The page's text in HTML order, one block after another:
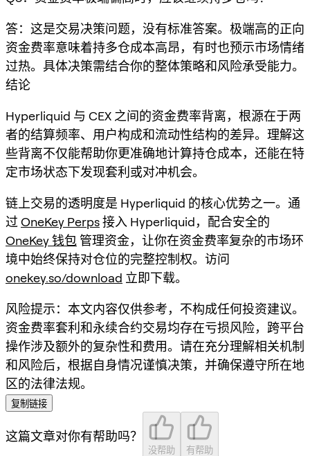
答：这是交易决策问题，没有标准答案。极端高的正向
资金费率意味着持多仓成本高昂，有时也预示市场情绪
过热。具体决策需结合你的整体策略和风险承受能力。
结论
Hyperliquid 与 CEX 之间的资金费率背离，根源在于两
者的结算频率、用户构成和流动性结构的差异。理解这
些背离不仅能帮助你更准确地计算持仓成本，还能在特
定市场状态下发现套利或对冲机会。
链上交易的透明度是 Hyperliquid 的核心优势之一。通
过 OneKey Perps接入 Hyperliquid，配合安全的
OneKey 钱包 管理资金，让你在资金费率复杂的市场环
境中始终保持对仓位的完整控制权。访问
onekey.so/download 立即下载。
风险提示：本文内容仅供参考，不构成任何投资建议。
资金费率套利和永续合约交易均存在亏损风险，跨平台
操作涉及额外的复杂性和费用。请在充分理解相关机制
和风险后，根据自身情况谨慎决策，并确保遵守所在地
区的法律法规。
复制链接
这篇文章对你有帮助吗？
没帮助 有帮助